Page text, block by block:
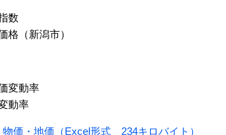
数
（新潟市）
変動率
動率
・地価（Excel形式 234キロバイト）